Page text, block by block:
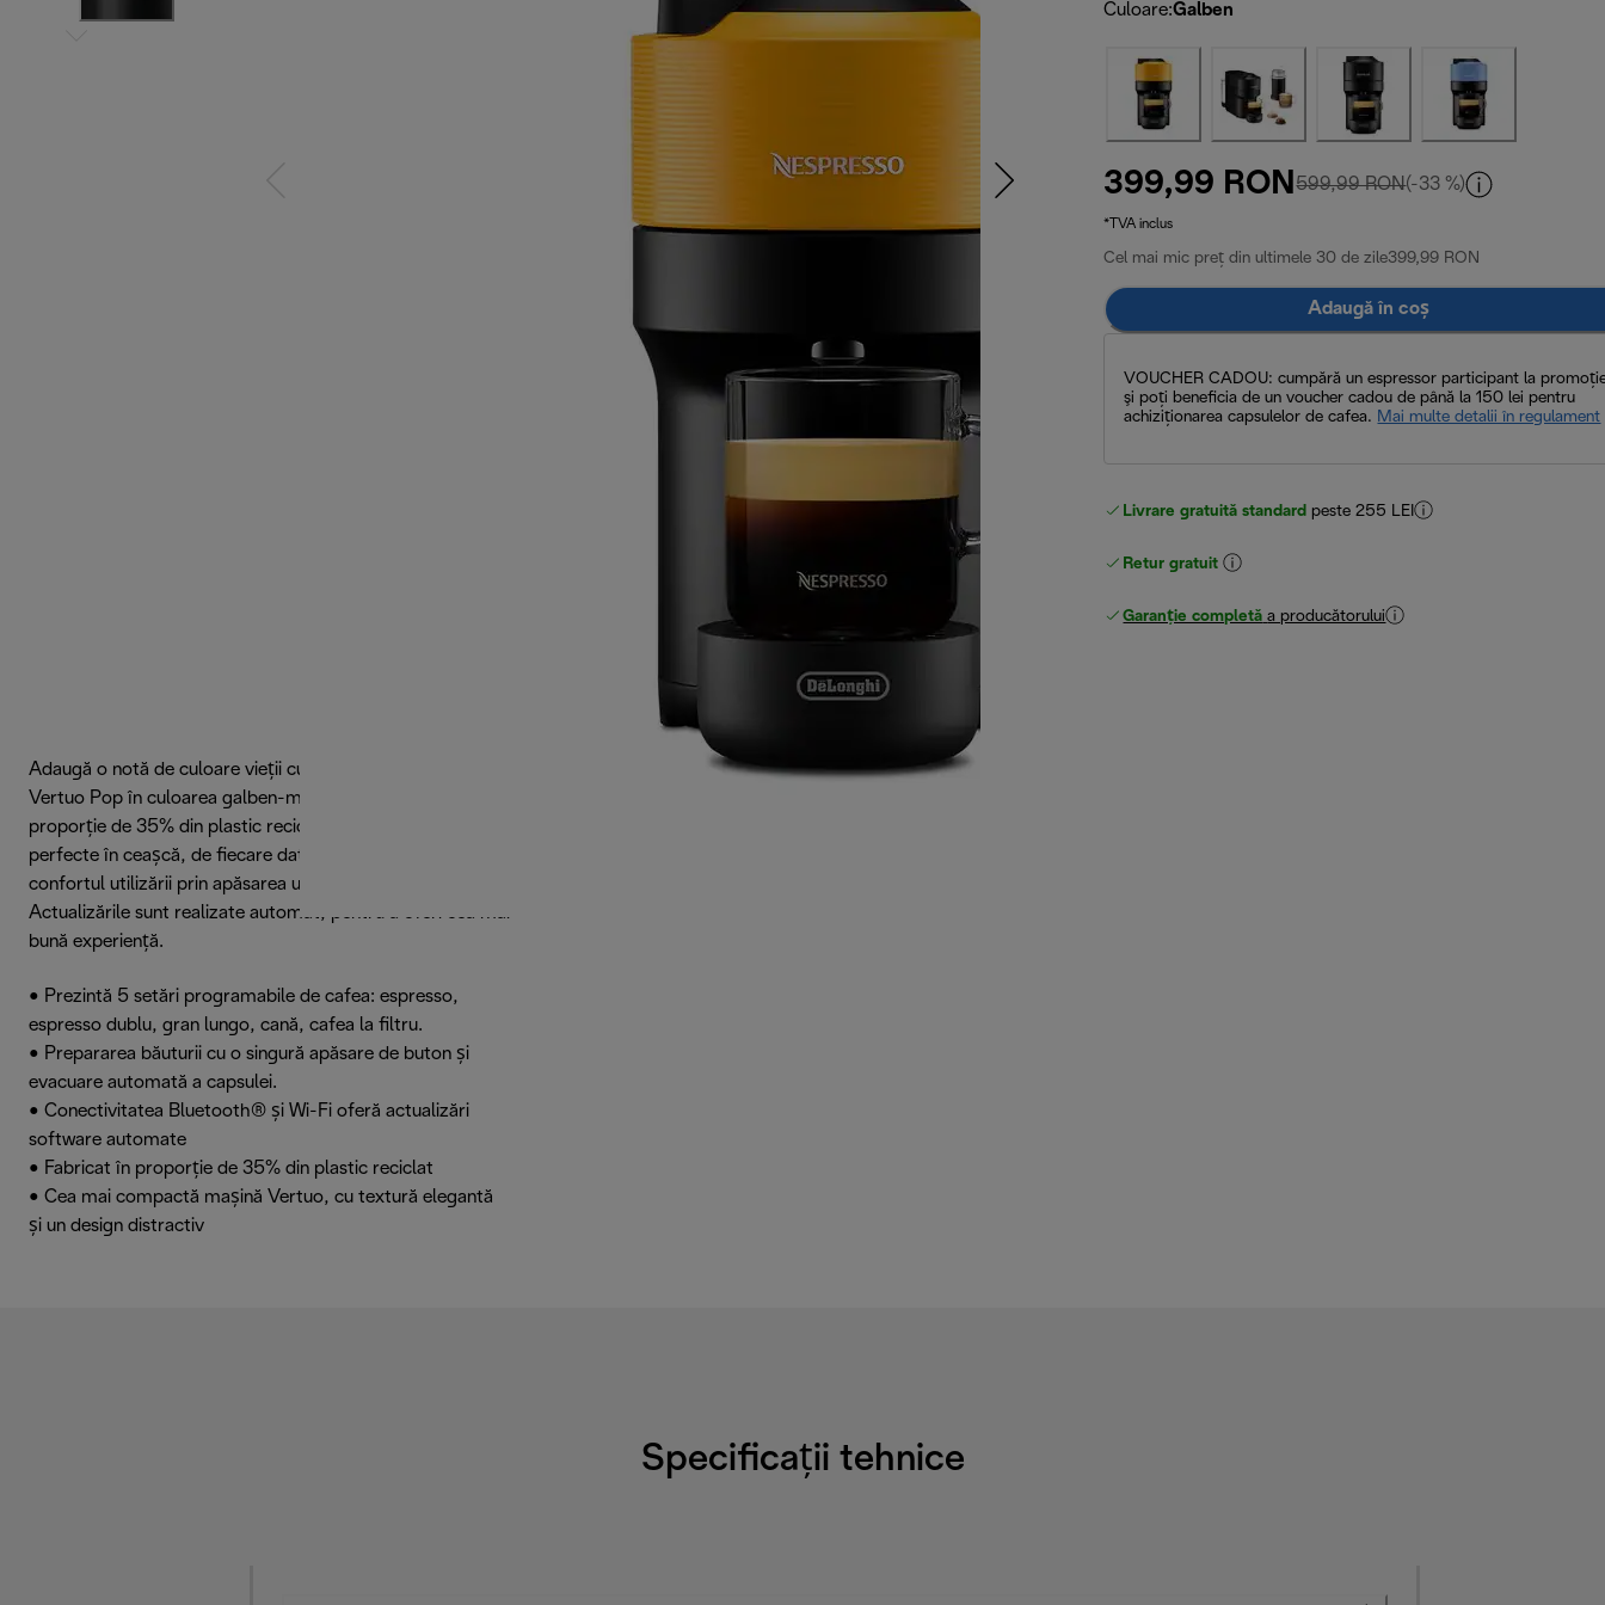
Culoare:Galben
399,99 RON599,99 RONpreț inițial 599,99 RON
(-33 %)
*TVA inclus
Cel mai mic preț din ultimele 30 de zile399,99 RON
Adaugă în coș
VOUCHER CADOU: cumpără un espressor participant la
şi poți beneficia de un voucher cadou de până la 150 lei pentru
achiziţionarea capsulelor de cafea. Mai multe detalii în regulament
Livrare gratuită standard peste 255 LEI
Retur gratuit
Garanție completă a producătorului
Adaugă o notă de culoare vieții cu aparatul Nespresso
Vertuo Pop în culoarea galben-mango, realizat în
proporție de 35% din plastic reciclat. Obține rezultate
perfecte în ceașcă, de fiecare dată, și bucură-te de
confortul utilizării prin apăsarea unui singur buton.
Actualizările sunt realizate automat, pentru a oferi cea mai
bună experiență.
• Prezintă 5 setări programabile de cafea: espresso,
espresso dublu, gran lungo, cană, cafea la filtru.
• Prepararea băuturii cu o singură apăsare de buton și
evacuare automată a capsulei.
• Conectivitatea Bluetooth® și Wi-Fi oferă actualizări
software automate
• Fabricat în proporție de 35% din plastic reciclat
• Cea mai compactă mașină Vertuo, cu textură elegantă
și un design distractiv
Specificații tehnice